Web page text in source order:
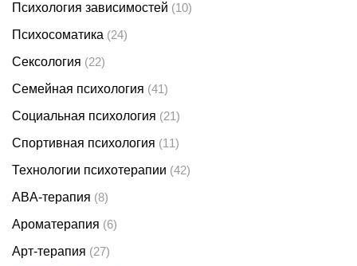
Психология зависимостей (10)
Психосоматика (24)
Сексология (22)
Семейная психология (41)
Социальная психология (21)
Спортивная психология (11)
Технологии психотерапии (42)
ABA-терапия (8)
Ароматерапия (6)
Арт-терапия (27)